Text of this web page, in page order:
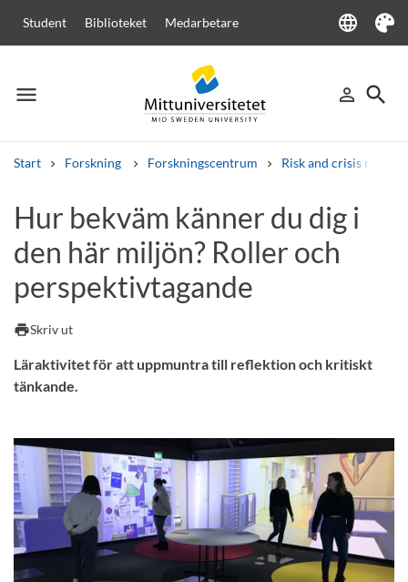
Student Biblioteket Medarbetare language
Language
Tema
menu
Meny person_outline
Logga in
search
Sök
Start Forskning Forskningscentrum Risk and crisis
Andra söktjänster
Kurser och program Kursplaner VälkomstbrevPersonal
Hur bekväm känner du dig i
den här miljön? Roller och
perspektivtagande
printSkriv ut
Läraktivitet för att uppmuntra till reflektion och kritiskt
tänkande.